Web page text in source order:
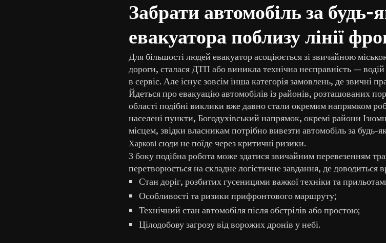
Забрати автомобіль за будь-
евакуатора поблизу лінії
Для більшості людей евакуатор асоціюється зі звичайною
дороги, сталася ДТП або виникла технічна несправність —
в сервіс. Але існує зовсім інша категорія замовлень, де звичні
Йдеться про евакуацію автомобілів із районів, розташованих
області подібні виклики вже давно стали окремим напрямком
населені пункти, Богодухівський напрямок, окремі райони
місцем, звідки власникам потрібно вивезти автомобіль за будь-
Харкові сюди не поїде через критичні ризики.
З боку подібна робота може здатися звичайним перевезенням
перетворюється на складне логістичне завдання, де доводиться
Стан доріг, розбитих гусеницями важкої техніки та
Особливості та ризики прифронтового маршруту;
Технічний стан автомобіля після обстрілів або простою;
Цілодобову загрозу від ворожих дронів у небі.